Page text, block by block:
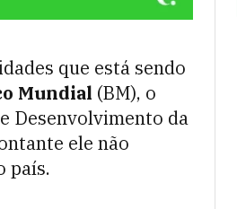
que está sendo
Mundial (BM), o
Desenvolvimento da
ele não
país.